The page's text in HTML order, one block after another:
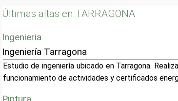
Últimas altas en TARRAGONA
Ingenieria
Ingeniería Tarragona
Estudio de ingeniería ubicado en Tarragona.
funcionamiento de actividades y certificados